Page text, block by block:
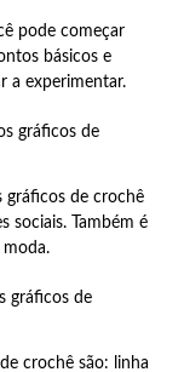
pode começar
básicos e
a experimentar.
gráficos de
gráficos de crochê
sociais. Também é
moda.
gráficos de
crochê são: linha